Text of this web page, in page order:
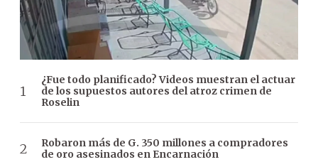
¿Fue todo planificado? Videos muestran el actuar
de los supuestos autores del atroz crimen de
Roselin
Robaron más de G. 350 millones a compradores
de oro asesinados en Encarnación